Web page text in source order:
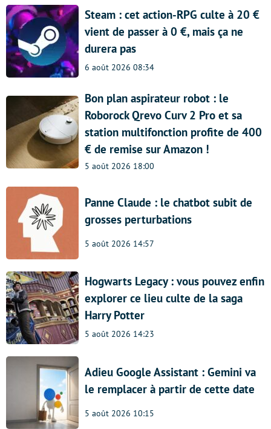
Steam : cet action-RPG culte à 20 €
vient de passer à 0 €, mais ça ne
durera pas
6 août 2026 08:34
Bon plan aspirateur robot : le
Roborock Qrevo Curv 2 Pro et sa
station multifonction profite de 400
€ de remise sur Amazon !
5 août 2026 18:00
Panne Claude : le chatbot subit de
grosses perturbations
5 août 2026 14:57
Hogwarts Legacy : vous pouvez enfin
explorer ce lieu culte de la saga
Harry Potter
5 août 2026 14:23
Adieu Google Assistant : Gemini va
le remplacer à partir de cette date
5 août 2026 10:15